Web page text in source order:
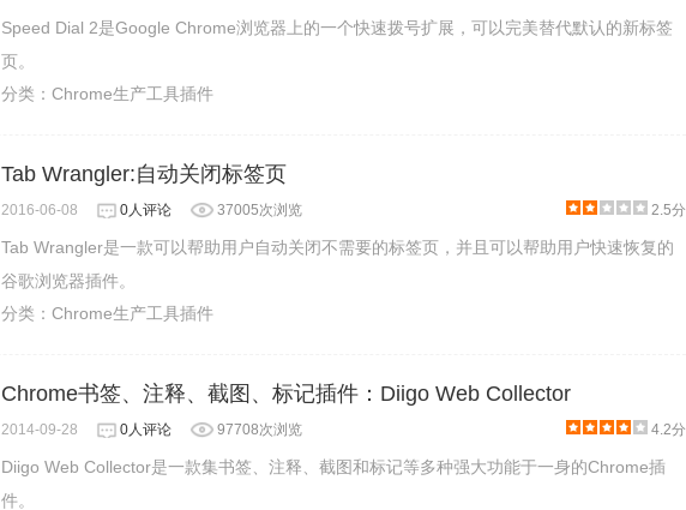
Speed Dial 2是Google Chrome浏览器上的一个快速拨号扩展，可以完美替代默认的新标签
页。
分类： Chrome生产工具插件
Tab Wrangler:自动关闭标签页
2016-06-08 0人评论 37005次浏览 2.5分
Tab Wrangler是一款可以帮助用户自动关闭不需要的标签页，并且可以帮助用户快速恢复的
谷歌浏览器插件。
分类： Chrome生产工具插件
Chrome书签、注释、截图、标记插件：Diigo Web Collector
2014-09-28 0人评论 97708次浏览 4.2分
Diigo Web Collector是一款集书签、注释、截图和标记等多种强大功能于一身的Chrome插
件。